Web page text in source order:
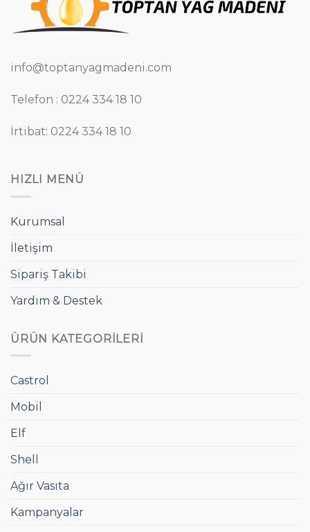
info@toptanyagmadeni.com
Telefon : 0224 334 18 10
İrtibat: 0224 334 18 10
HIZLI MENÜ
Kurumsal
İletişim
Sipariş Takibi
Yardım & Destek
ÜRÜN KATEGORILERI
Castrol
Mobil
Elf
Shell
Ağır Vasıta
Kampanyalar